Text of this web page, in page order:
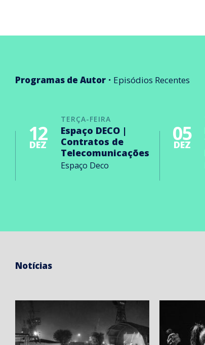
Programas de Autor Episódios Recentes
TERÇA-FEIRA
12
DEZ
Espaço DECO |
Contratos de
Telecomunicações
Espaço Deco
05
DEZ
Notícias